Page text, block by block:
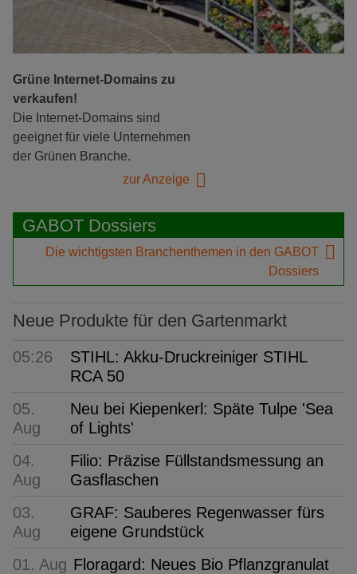
Grüne Internet-Domains zu
verkaufen!
Die Internet-Domains sind
geeignet für viele Unternehmen
der Grünen Branche.
zur Anzeige
GABOT Dossiers
Die wichtigsten Branchenthemen in den GABOT
Dossiers
Neue Produkte für den Gartenmarkt
05:26
STIHL: Akku-Druckreiniger STIHL
RCA 50
05.
Aug
Neu bei Kiepenkerl: Späte Tulpe 'Sea
of Lights'
04.
Aug
Filio: Präzise Füllstandsmessung an
Gasflaschen
03.
Aug
GRAF: Sauberes Regenwasser fürs
eigene Grundstück
01. Aug Floragard: Neues Bio Pflanzgranulat